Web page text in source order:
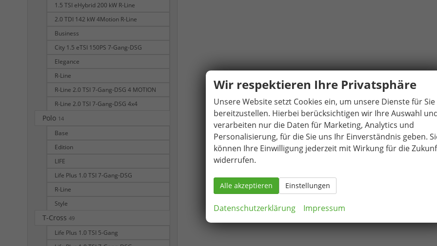
1.5 TSI eHybrid 200 kW R-Line
2.0 TDI 142 kW 4Motion R-Line
Business
City 1.5 eTSI 150PS 7-Gang-DSG
Elegance
R-Line
R-Line 2.0 TSI 7-Gang-DSG 4 MOTION
R-Line 2.0 TSI 7-Gang-DSG 4x4
Polo 14
Base
Edition
LIFE
Life Plus 1.0 TSI 7-Gang-DSG
R-Line
Style
T-Cross 49
Life Plus 1.0 TSI 5-Gang
Wir respektieren Ihre Privatsphäre
Unsere Website setzt Cookies ein, um unsere Dienste für Sie
bereitzustellen. Hierbei berücksichtigen wir Ihre Auswahl
verarbeiten nur die Daten für Marketing, Analytics und
Personalisierung, für die Sie uns Ihr Einverständnis geben.
können Ihre Einwilligung jederzeit mit Wirkung für die
widerrufen.
Alle akzeptieren Einstellungen
Datenschutzerklärung Impressum